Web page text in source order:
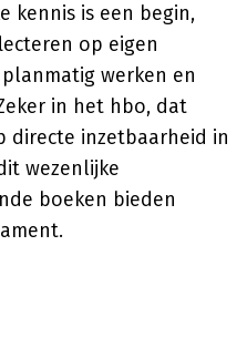
kennis is een begin,
op eigen
werken en
in het hbo, dat
inzetbaarheid in
wezenlijke
boeken bieden